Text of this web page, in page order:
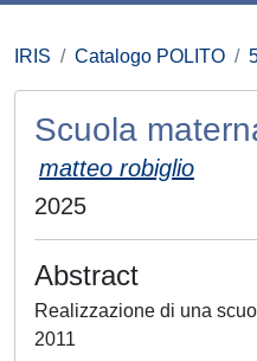
IRIS Catalogo POLITO
Scuola
matteo robiglio
2025
Abstract
Realizzazione di una
2011